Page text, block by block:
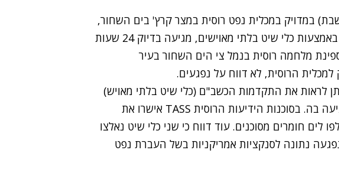
במדויק במכלית נפט רוסית במצר קרץ' בים השחור,
סמוך לחצי האי קרים. התקיפה הלילה, באמצעות כלי שיט בלתי מאוישים, מגיעה בדיוק 24 שעות
מלחמה רוסית בנמל צי הים השחור בעיר
הרוסית, לא דווח על נפגעים.
לראות את התקדמות הכשב"ם (כלי שיט בלתי מאויש)
לעבר מכלית הנפט SIG - עד לרגע הפגיעה בה. בסוכנות הידיעות הרוסית TASS אישרו את
לים חומרים מסוכנים. עוד דווח כי שני כלי שיט נאלצו
נתונה לסנקציות אמריקניות בשל העברת נפט